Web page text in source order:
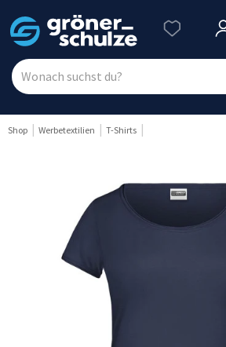
Shop Werbetextilien T-Shirts